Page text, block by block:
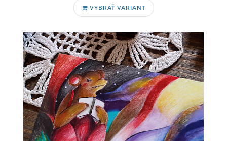
VYBRAŤ VARIANT